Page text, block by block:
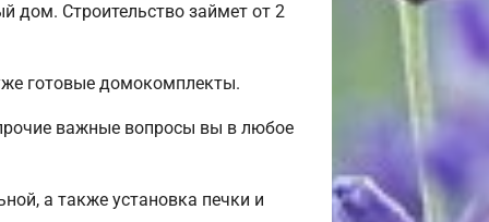
дом. Строительство займет от 2
готовые домокомплекты.
важные вопросы вы в любое
а также установка печки и